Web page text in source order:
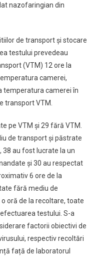
nazofaringian din
de transport și stocare
testului prevedeau
(VTM) 12 ore la
camerei,
temperatura camerei în
transport VTM.
pe VTM și 29 fără VTM.
de transport și păstrate
38 au fost lucrate la un
și 30 au respectat
6 ore de la
fără mediu de
oră de la recoltare, toate
testului. S-a
factorii obiectivi de
respectiv recoltări
față de laboratorul